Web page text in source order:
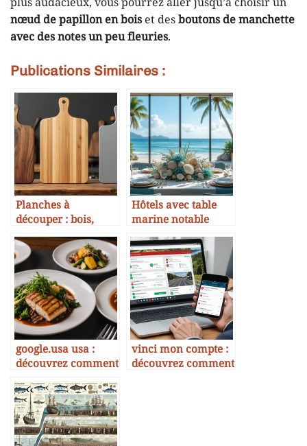
nœud de papillon en boiset desboutons de manchette
avec des notes un peu fleuries.
Publications Similaires :
Planches à
découper : bois,
bambou, composite
Hôtels avec table
marine notable
google.usa usa :
découvrez comment
la gastronomie
américaine s’invite
dans vos assiettes
en 2025
vinci mon compte :
découvrez comment